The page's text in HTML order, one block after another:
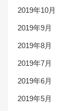
2019年10月
2019年9月
2019年8月
2019年7月
2019年6月
2019年5月